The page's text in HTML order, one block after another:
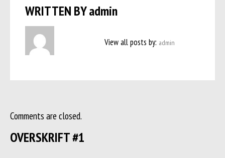
WRITTEN BYadmin
View all posts by: admin
Comments are closed.
OVERSKRIFT #1